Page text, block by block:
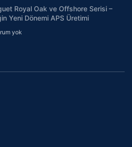
Royal Oak ve Offshore Serisi –
Yeni Dönemi APS Üretimi
yok